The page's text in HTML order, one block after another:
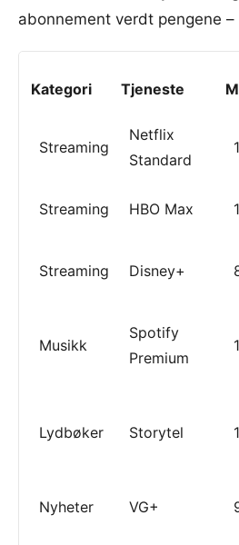
abonnement verdt pengene
Kategori Tjeneste
Streaming
Netflix
Standard
Streaming HBO Max
Streaming Disney+
Musikk
Spotify
Premium
Lydbøker Storytel
Nyheter VG+